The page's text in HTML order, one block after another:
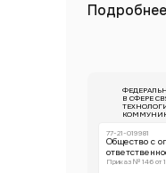
Подробнее
77-21-019981
Общество с
Приказ № 146 от
В СФЕРЕ